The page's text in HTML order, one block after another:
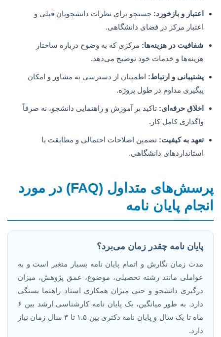
اعتبار و بازخورد: جستجو برای نظرات دانشجویان قبلی و
اعتبار مرکز در فضای دانشگاهی.
شفافیت در هزینه‌ها: مرکزی که به وضوح درباره ساختار
هزینه‌ها و خدمات خود توضیح می‌دهد.
پشتیبانی و ارتباط: اطمینان از دسترسی به مشاور و امکان
پیگیری مداوم در طول پروژه.
اخلاق حرفه‌ای: تاکید بر آموزش و راهنمایی دانشجو، نه صرفاً
واگذاری کامل کار.
تعهد به کیفیت: تضمین اصلاحات احتمالی و مطابقت با
استانداردهای دانشگاهی.
پرسش‌های متداول (FAQ) در مورد
انجام پایان نامه
پایان نامه چقدر زمان می‌برد؟
مدت زمان نگارش و اتمام پایان نامه بسیار متغیر است و به
عواملی مانند رشته تحصیلی، موضوع، عمق پژوهش، میزان
درگیری دانشجو و حتی میزان همکاری استاد راهنما بستگی
دارد. به طور میانگین، یک پایان نامه کارشناسی ارشد بین ۶
ماه تا یک سال و پایان نامه دکتری بین ۱.۵ تا ۳ سال زمان نیاز
دارد.